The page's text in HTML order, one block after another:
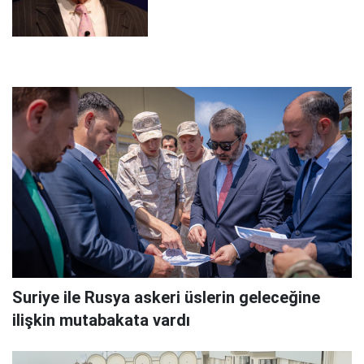
Suriye ile Rusya askeri üslerin geleceğine
ilişkin mutabakata vardı